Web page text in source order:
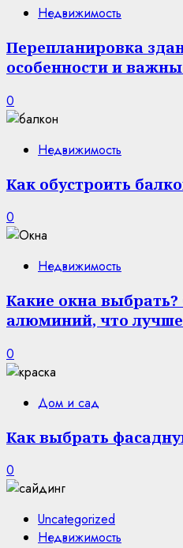
Недвижимость
Перепланировка
особенности и
0
Недвижимость
Как обустроить
0
Недвижимость
Какие окна
алюминий, что
0
Дом и сад
Как выбрать
0
Uncategorized
Недвижимость